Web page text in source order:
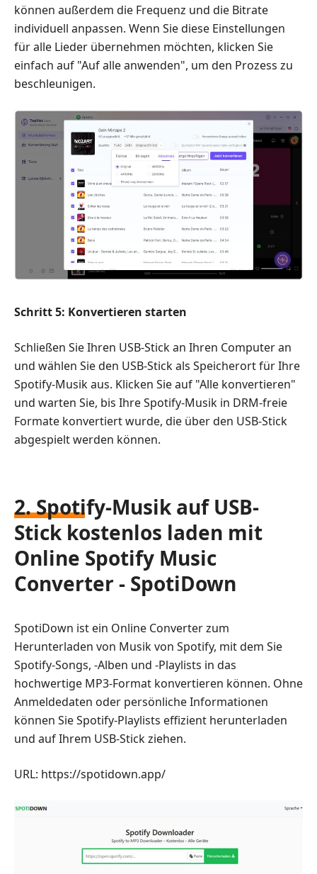
können außerdem die Frequenz und die Bitrate
individuell anpassen. Wenn Sie diese Einstellungen
für alle Lieder übernehmen möchten, klicken Sie
einfach auf "Auf alle anwenden", um den Prozess zu
beschleunigen.
Schritt 5: Konvertieren starten
Schließen Sie Ihren USB-Stick an Ihren Computer an
und wählen Sie den USB-Stick als Speicherort für Ihre
Spotify-Musik aus. Klicken Sie auf "Alle konvertieren"
und warten Sie, bis Ihre Spotify-Musik in DRM-freie
Formate konvertiert wurde, die über den USB-Stick
abgespielt werden können.
2. Spotify-Musik auf USB-
Stick kostenlos laden mit
Online Spotify Music
Converter - SpotiDown
SpotiDown ist ein Online Converter zum
Herunterladen von Musik von Spotify, mit dem Sie
Spotify-Songs, -Alben und -Playlists in das
hochwertige MP3-Format konvertieren können. Ohne
Anmeldedaten oder persönliche Informationen
können Sie Spotify-Playlists effizient herunterladen
und auf Ihrem USB-Stick ziehen.
URL: https://spotidown.app/